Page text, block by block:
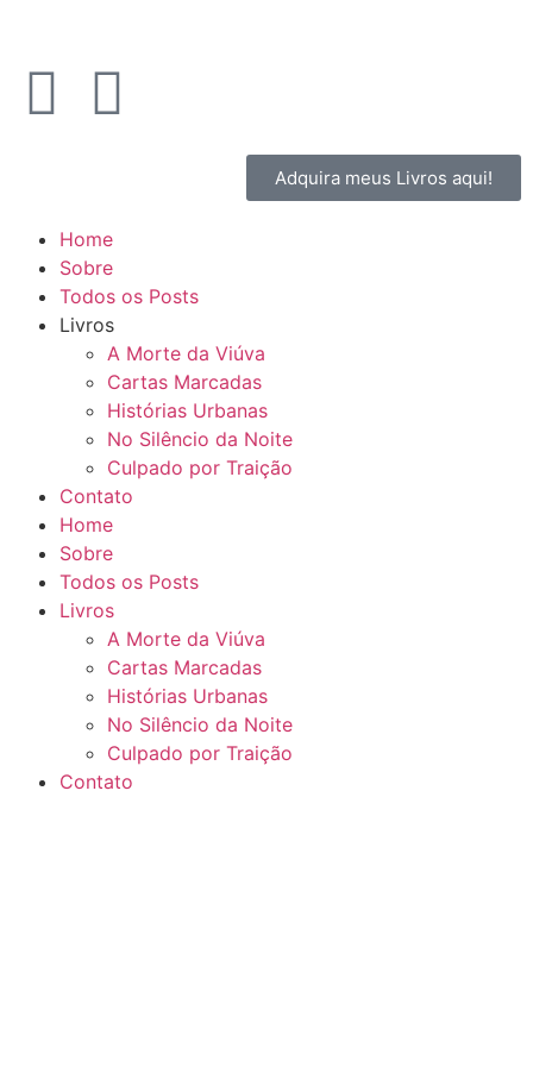
Adquira meus Livros aqui!
Home
Sobre
Todos os Posts
Livros
A Morte da Viúva
Cartas Marcadas
Histórias Urbanas
No Silêncio da Noite
Culpado por Traição
Contato
Home
Sobre
Todos os Posts
Livros
A Morte da Viúva
Cartas Marcadas
Histórias Urbanas
No Silêncio da Noite
Culpado por Traição
Contato